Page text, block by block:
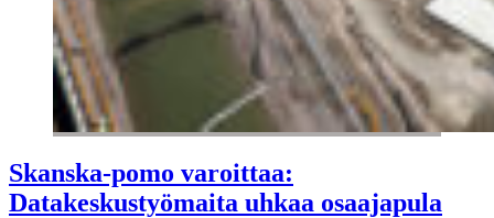
Skanska-pomo varoittaa:
Datakeskustyömaita uhkaa osaajapula